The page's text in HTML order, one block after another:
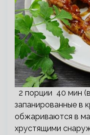
2 порции 40 мин
запанированные в
обжариваются в
хрустящими